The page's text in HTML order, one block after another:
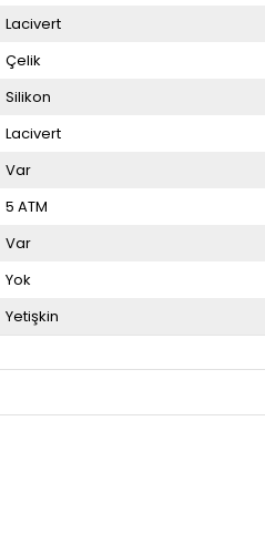
Lacivert
Çelik
Silikon
Lacivert
Var
5 ATM
Var
Yok
Yetişkin